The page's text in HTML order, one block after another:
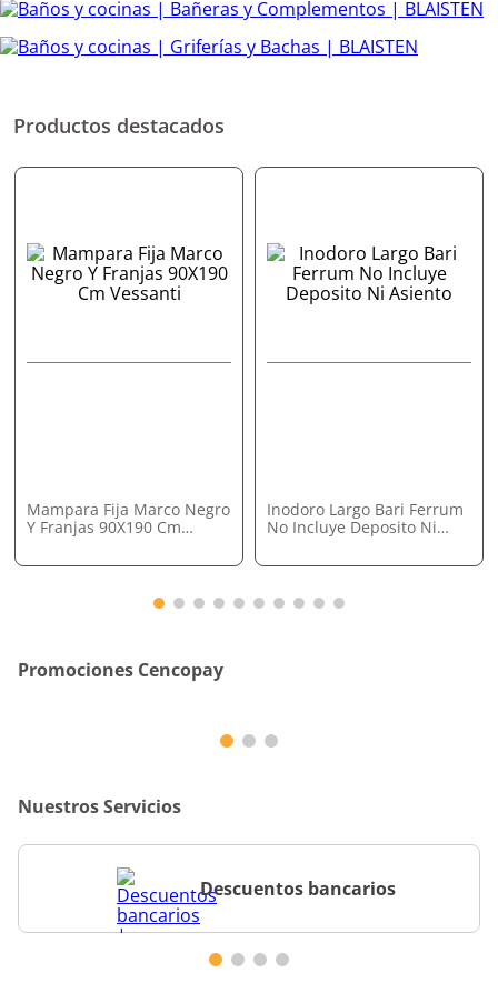
Productos destacados
Mampara Fija Marco Negro
Y Franjas 90X190 Cm
Inodoro Largo Bari Ferrum
No Incluye Deposito Ni
Promociones Cencopay
Nuestros Servicios
Descuentos bancarios